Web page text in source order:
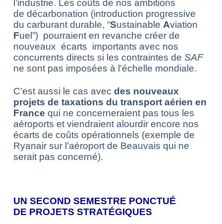
l’industrie. Les coûts de nos ambitions
de décarbonation (introduction progressive
du carburant durable, “Sustainable Aviation
Fuel”) pourraient en revanche créer de
nouveaux écarts importants avec nos
concurrents directs si les contraintes de SAF
ne sont pas imposées à l’échelle mondiale.
C’est aussi le cas avec des nouveaux
projets de taxations du transport aérien en
France qui ne concerneraient pas tous les
aéroports et viendraient alourdir encore nos
écarts de coûts opérationnels (exemple de
Ryanair sur l’aéroport de Beauvais qui ne
serait pas concerné).
UN SECOND SEMESTRE PONCTUÉ
DE PROJETS STRATÉGIQUES